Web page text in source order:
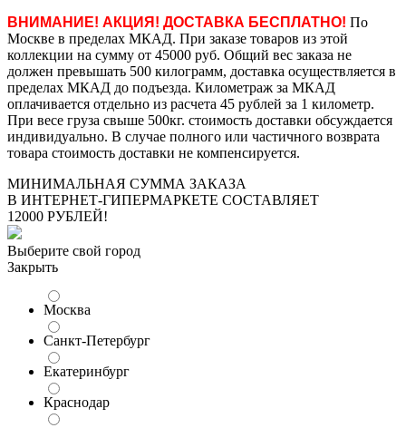
ВНИМАНИЕ! АКЦИЯ! ДОСТАВКА БЕСПЛАТНО! По
Москве в пределах МКАД. При заказе товаров из этой
коллекции на сумму от 45000 руб. Общий вес заказа не
должен превышать 500 килограмм, доставка осуществляется в
пределах МКАД до подъезда. Километраж за МКАД
оплачивается отдельно из расчета 45 рублей за 1 километр.
При весе груза свыше 500кг. стоимость доставки обсуждается
индивидуально. В случае полного или частичного возврата
товара стоимость доставки не компенсируется.
МИНИМАЛЬНАЯ СУММА ЗАКАЗА
В ИНТЕРНЕТ-ГИПЕРМАРКЕТЕ СОСТАВЛЯЕТ
12000 РУБЛЕЙ!
Выберите свой город
Закрыть
Москва
Санкт-Петербург
Екатеринбург
Краснодар